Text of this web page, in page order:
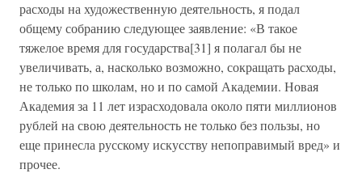
расходы на художественную деятельность, я подал
общему собранию следующее заявление: «В такое
тяжелое время для государства[31] я полагал бы не
увеличивать, а, насколько возможно, сокращать расходы,
не только по школам, но и по самой Академии. Новая
Академия за 11 лет израсходовала около пяти миллионов
рублей на свою деятельность не только без пользы, но
еще принесла русскому искусству непоправимый вред» и
прочее.